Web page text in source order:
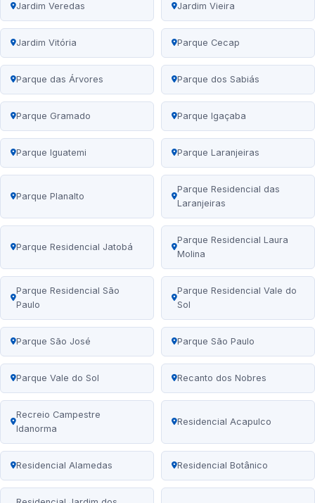
Jardim Veredas Jardim Vieira
Jardim Vitória Parque Cecap
Parque das Árvores Parque dos Sabiás
Parque Gramado Parque Igaçaba
Parque Iguatemi Parque Laranjeiras
Parque Planalto
Parque Residencial das
Laranjeiras
Parque Residencial Jatobá
Parque Residencial Laura
Molina
Parque Residencial São
Paulo
Parque Residencial Vale do
Sol
Parque São José Parque São Paulo
Parque Vale do Sol Recanto dos Nobres
Recreio Campestre
Idanorma
Residencial Acapulco
Residencial Alamedas Residencial Botânico